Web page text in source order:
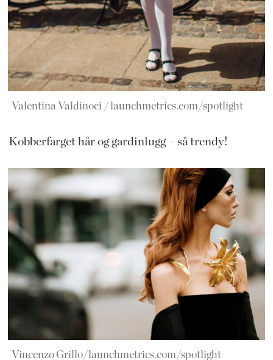
Valentina Valdinoci / launchmetrics.com/spotlight
Kobberfarget hår og gardinlugg – så trendy!
Vincenzo Grillo/launchmetrics.com/spotlight